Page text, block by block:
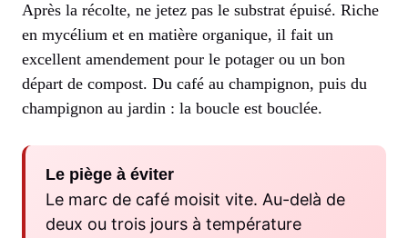
Après la récolte, ne jetez pas le substrat épuisé. Riche
en mycélium et en matière organique, il fait un
excellent amendement pour le potager ou un bon
départ de compost. Du café au champignon, puis du
champignon au jardin : la boucle est bouclée.
Le piège à éviter
Le marc de café moisit vite. Au-delà de
deux ou trois jours à température